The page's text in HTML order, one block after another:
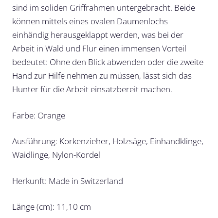
sind im soliden Griffrahmen untergebracht. Beide
können mittels eines ovalen Daumenlochs
einhändig herausgeklappt werden, was bei der
Arbeit in Wald und Flur einen immensen Vorteil
bedeutet: Ohne den Blick abwenden oder die zweite
Hand zur Hilfe nehmen zu müssen, lässt sich das
Hunter für die Arbeit einsatzbereit machen.
Farbe: Orange
Ausführung: Korkenzieher, Holzsäge, Einhandklinge,
Waidlinge, Nylon-Kordel
Herkunft: Made in Switzerland
Länge (cm): 11,10 cm